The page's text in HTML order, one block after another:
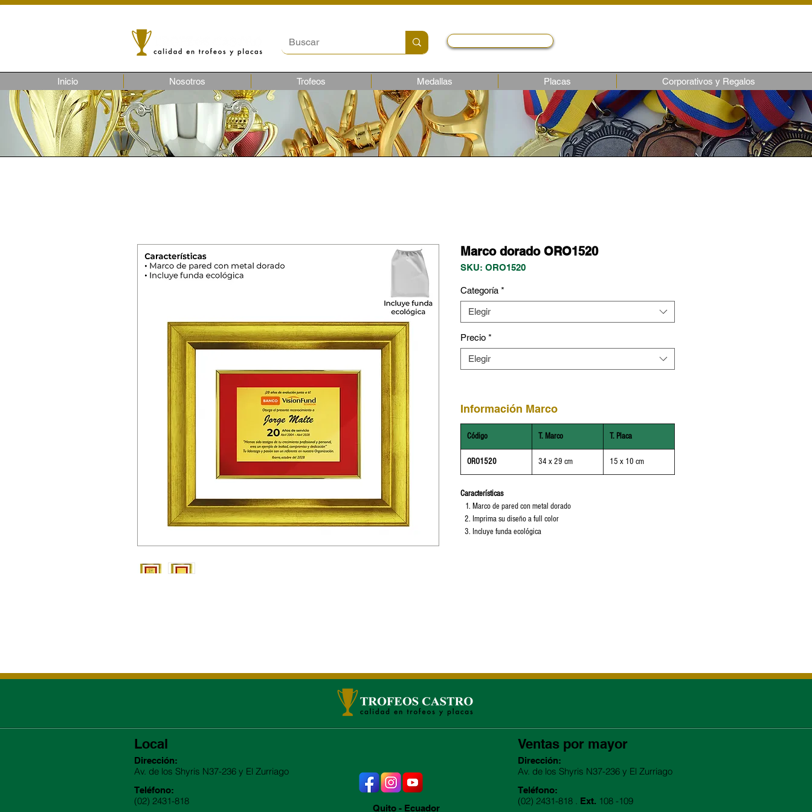
Inicio Nosotros Trofeos Medallas Placas Corporativos y Regalos
Marco dorado ORO1520
SKU: ORO1520
Categoría *
Elegir
Precio *
Elegir
Información Marco
Código T. Marco T. Placa
ORO1520 34 x 29 cm 15 x 10 cm
Características
Marco de pared con metal dorado
Imprima su diseño a full color
Incluye funda ecológica
Local
Dirección:
Av. de los Shyris N37-236 y El Zurriago
Teléfono:
(02) 2431-818
Quito - Ecuador
Ventas por mayor
Dirección:
Av. de los Shyris N37-236 y El Zurriago
Teléfono:
(02) 2431-818 . Ext. 108 -109